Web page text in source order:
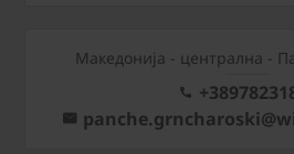
Mакедонија - централна -